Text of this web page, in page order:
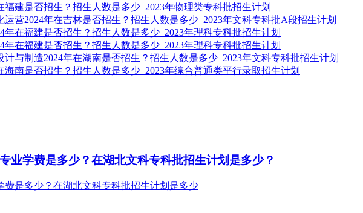
建是否招生？招生人数是多少_2023年物理类专科批招生计划
营2024年在吉林是否招生？招生人数是多少_2023年文科专科批A段招生计划
在福建是否招生？招生人数是多少_2023年理科专科批招生计划
在福建是否招生？招生人数是多少_2023年理科专科批招生计划
与制造2024年在湖南是否招生？招生人数是多少_2023年文科专科批招生计划
南是否招生？招生人数是多少_2023年综合普通类平行录取招生计划
业学费是多少？在湖北文科专科批招生计划是多少？